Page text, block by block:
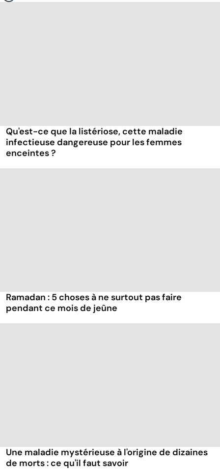
Qu'est-ce que la listériose, cette maladie
infectieuse dangereuse pour les femmes
enceintes ?
Ramadan : 5 choses à ne surtout pas faire
pendant ce mois de jeûne
Une maladie mystérieuse à l'origine de dizaines
de morts : ce qu'il faut savoir